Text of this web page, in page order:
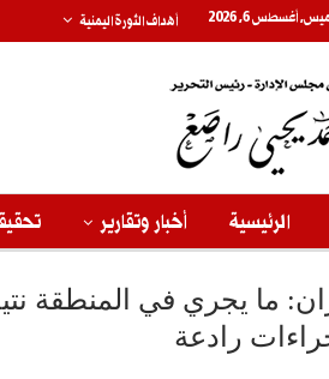
أغسطس 6, 2026 أهداف الثورة اليمنية
الرئيسية أخبار وتقارير
ما يجري في المنطقة
رادعة